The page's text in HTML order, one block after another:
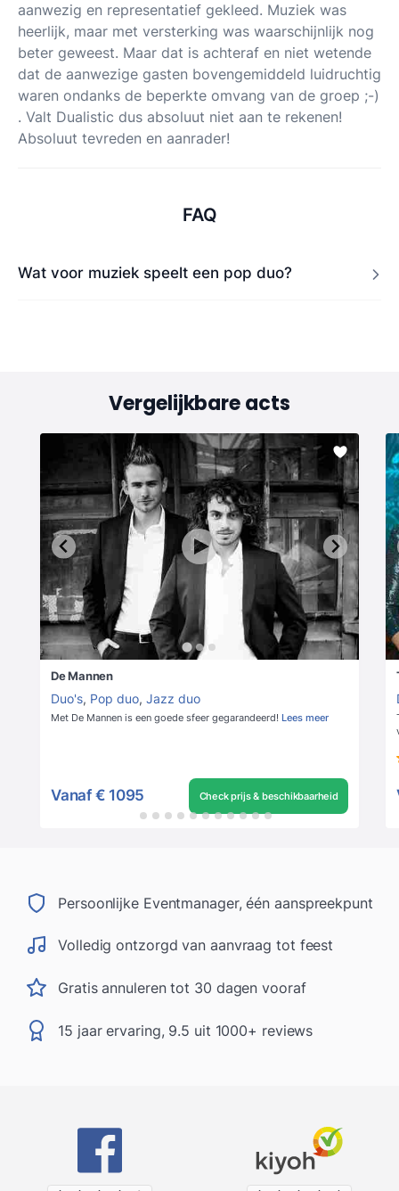
aanwezig en representatief gekleed. Muziek was
heerlijk, maar met versterking was waarschijnlijk nog
beter geweest. Maar dat is achteraf en niet wetende
dat de aanwezige gasten bovengemiddeld luidruchtig
waren ondanks de beperkte omvang van de groep ;-)
. Valt Dualistic dus absoluut niet aan te rekenen!
Absoluut tevreden en aanrader!
FAQ
Wat voor muziek speelt een pop duo?
Vergelijkbare acts
De Mannen
Duo's, Pop duo, Jazz duo
Met De Mannen is een goede sfeer gegarandeerd! Lees meer
Vanaf € 1095 Check prijs & beschikbaarheid
Persoonlijke Eventmanager, één aanspreekpunt
Volledig ontzorgd van aanvraag tot feest
Gratis annuleren tot 30 dagen vooraf
15 jaar ervaring, 9.5 uit 1000+ reviews